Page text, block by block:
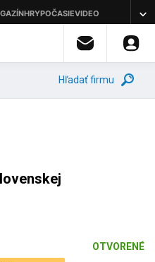
Hľadať firmu
OTVORENÉ